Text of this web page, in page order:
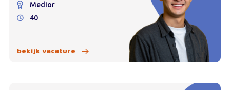
Medior
40
bekijk vacature